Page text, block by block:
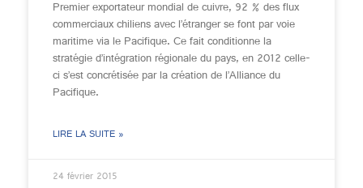
Premier exportateur mondial de cuivre, 92 % des flux
commerciaux chiliens avec l’étranger se font par voie
maritime via le Pacifique. Ce fait conditionne la
stratégie d’intégration régionale du pays, en 2012 celle-
ci s’est concrétisée par la création de l’Alliance du
Pacifique.
LIRE LA SUITE »
24 février 2015